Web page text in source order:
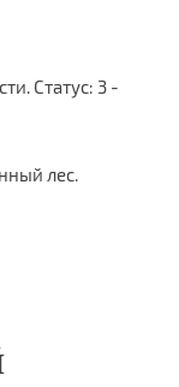
Статус: 3 -
лес.